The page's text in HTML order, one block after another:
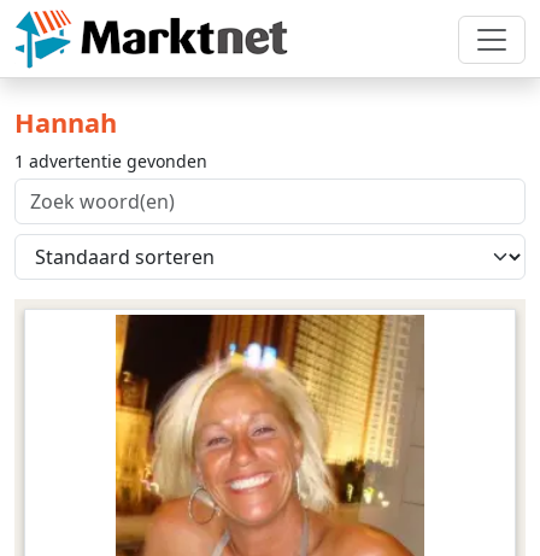
Hannah
1 advertentie gevonden